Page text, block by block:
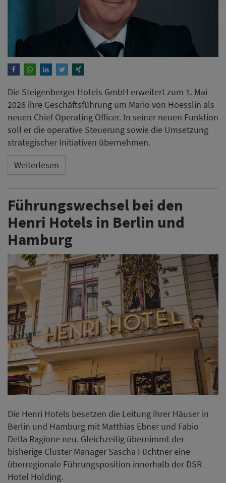
Die Steigenberger Hotels GmbH erweitert zum 1. Mai
2026 ihre Geschäftsführung um Mario von Hoesslin als
neuen Chief Operating Officer. In seiner neuen Funktion
soll er die operative Steuerung sowie die Umsetzung
strategischer Initiativen übernehmen.
Weiterlesen
Führungswechsel bei den
Henri Hotels in Berlin und
Hamburg
Die Henri Hotels besetzen die Leitung ihrer Häuser in
Berlin und Hamburg mit Matthias Ebner und Fabio
Della Ragione neu. Gleichzeitig übernimmt der
bisherige Cluster Manager Sascha Füchtner eine
überregionale Führungsposition innerhalb der DSR
Hotel Holding.